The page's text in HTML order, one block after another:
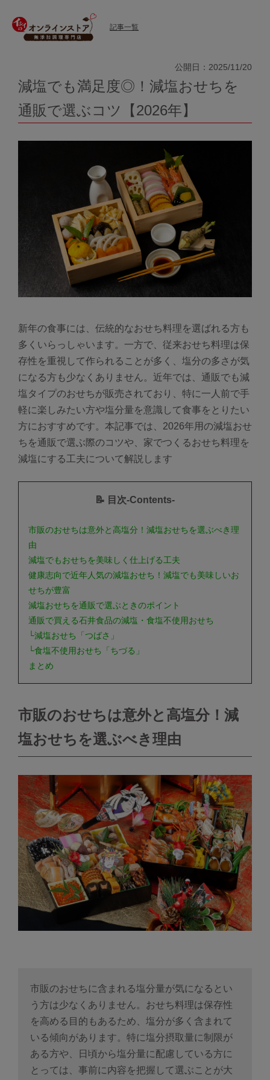
記事一覧
公開日：2025/11/20
減塩でも満足度◎！減塩おせちを
通販で選ぶコツ【2026年】
新年の食事には、伝統的なおせち料理を選ばれる方も
多くいらっしゃいます。一方で、従来おせち料理は保
存性を重視して作られることが多く、塩分の多さが気
になる方も少なくありません。近年では、通販でも減
塩タイプのおせちが販売されており、特に一人前で手
軽に楽しみたい方や塩分量を意識して食事をとりたい
方におすすめです。本記事では、2026年用の減塩おせ
ちを通販で選ぶ際のコツや、家でつくるおせち料理を
減塩にする工夫について解説します
📝 目次-Contents-
市販のおせちは意外と高塩分！減塩おせちを選ぶべき理
由
減塩でもおせちを美味しく仕上げる工夫
健康志向で近年人気の減塩おせち！減塩でも美味しいお
せちが豊富
減塩おせちを通販で選ぶときのポイント
通販で買える石井食品の減塩・食塩不使用おせち
└減塩おせち「つばさ」
└食塩不使用おせち「ちづる」
まとめ
市販のおせちは意外と高塩分！減
塩おせちを選ぶべき理由
市販のおせちに含まれる塩分量が気になるとい
う方は少なくありません。おせち料理は保存性
を高める目的もあるため、塩分が多く含まれて
いる傾向があります。特に塩分摂取量に制限が
ある方や、日頃から塩分量に配慮している方に
とっては、事前に内容を把握して選ぶことが大